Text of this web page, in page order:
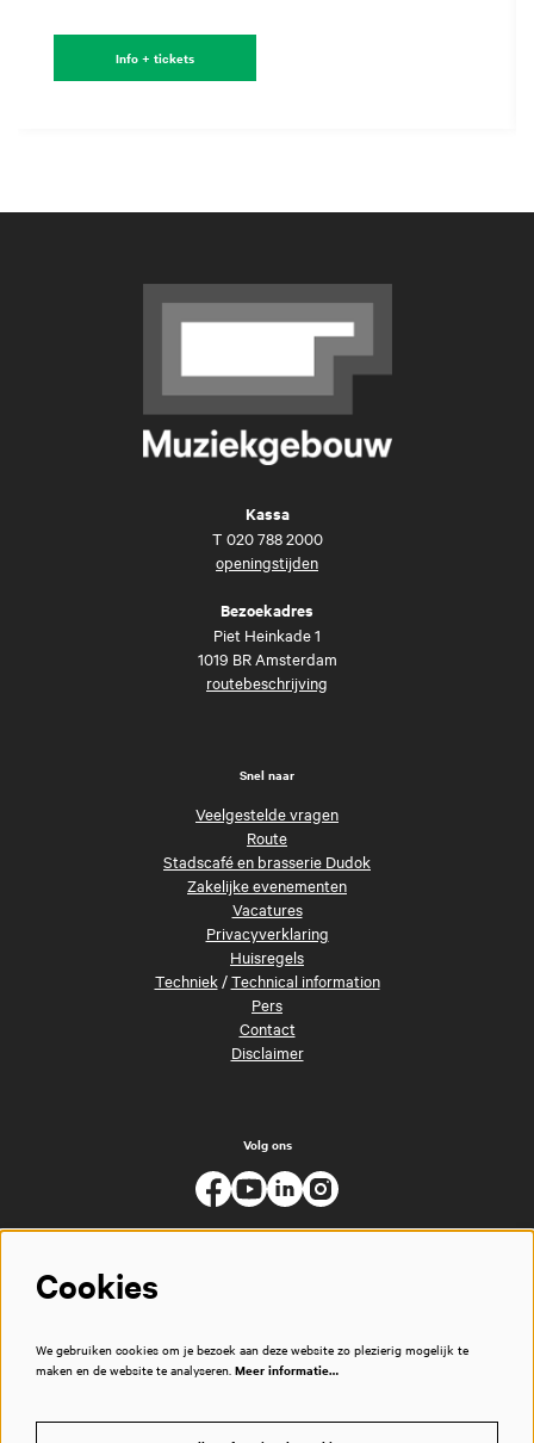
Info + tickets
Kassa
T 020 788 2000
openingstijden
Bezoekadres
Piet Heinkade 1
1019 BR Amsterdam
routebeschrijving
Snel naar
Veelgestelde vragen
Route
Stadscafé en brasserie Dudok
Zakelijke evenementen
Vacatures
Privacyverklaring
Huisregels
Techniek/Technical information
Pers
Contact
Disclaimer
Volg ons
Cookies
We gebruiken cookies om je bezoek aan deze website zo plezierig mogelijk te
maken en de website te analyseren. Meer informatie…